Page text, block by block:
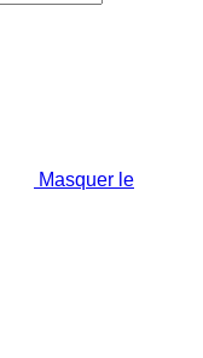
Masquer le